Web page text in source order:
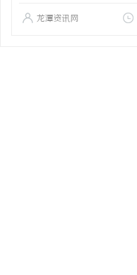
龙潭资讯网